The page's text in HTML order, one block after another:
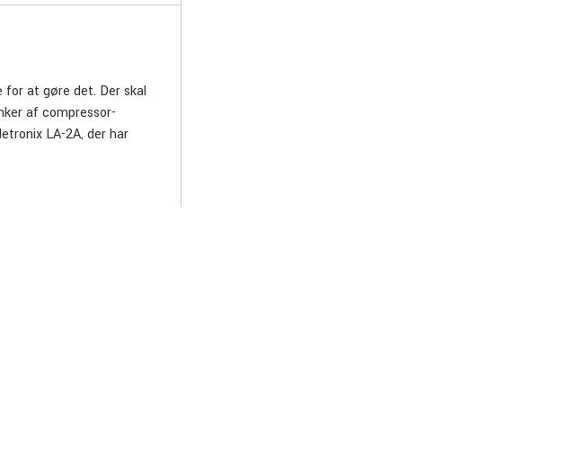
for at gøre det. Der skal
af compressor-
LA-2A, der har
har lænet sig op ad
enkel at betjene,
musikalske